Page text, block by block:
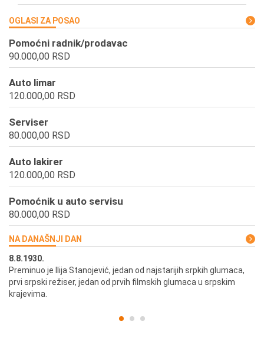
OGLASI ZA POSAO
Pomoćni radnik/prodavac
90.000,00 RSD
Auto limar
120.000,00 RSD
Serviser
80.000,00 RSD
Auto lakirer
120.000,00 RSD
Pomoćnik u auto servisu
80.000,00 RSD
NA DANAŠNJI DAN
8.8.1930.
Preminuo je Ilija Stanojević, jedan od najstarijih srpkih glumaca,
prvi srpski režiser, jedan od prvih filmskih glumaca u srpskim
krajevima.